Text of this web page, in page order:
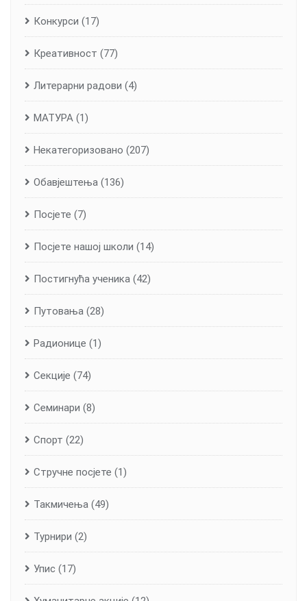
Конкурси (17)
Креативност (77)
Литерарни радови (4)
МАТУРА (1)
Некатегоризовано (207)
Обавјештења (136)
Посјете (7)
Посјете нашој школи (14)
Постигнућа ученика (42)
Путовања (28)
Радионице (1)
Секције (74)
Семинари (8)
Спорт (22)
Стручне посјете (1)
Такмичења (49)
Турнири (2)
Упис (17)